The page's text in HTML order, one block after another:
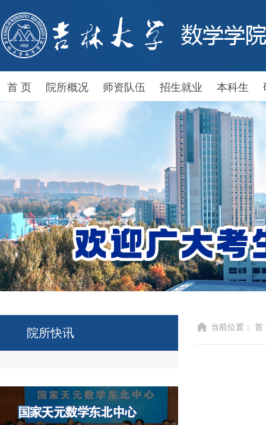
首 页 院所概况 师资队伍 招生就业 本科生
院所快讯 当前位置： 首